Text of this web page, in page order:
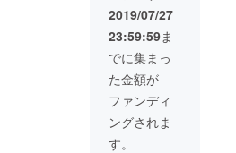
ポスト
カー
ド】 自
身も
ME/CFS
に罹患
しなが
らも芸
術大学
疲労症
候群：
ME/CFS
）、緑
（化学
物質過
敏症：
MCS）
、紫
2019/07/27
23:59:59ま
でに集まっ
た金額が
ファンディ
ングされま
す。